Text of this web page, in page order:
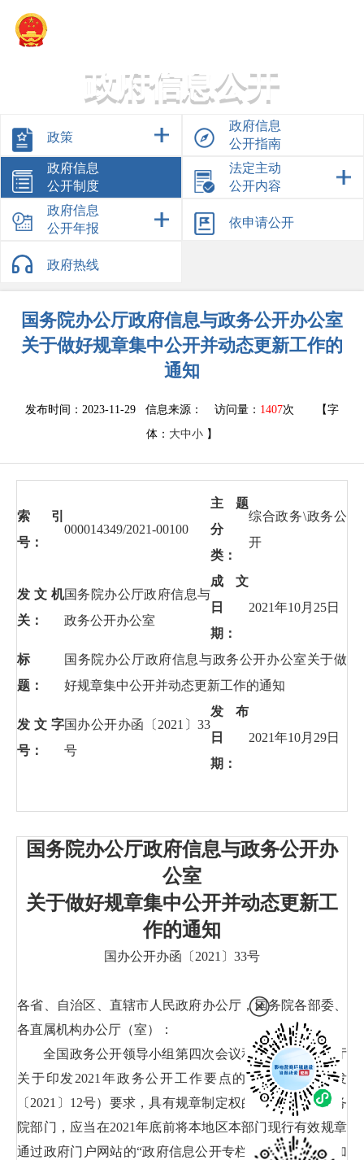
政府信息公开
政策
政府信息
公开指南
政府信息
公开制度
法定主动
公开内容
政府信息
公开年报
依申请公开
政府热线
国务院办公厅政府信息与政务公开办公室
关于做好规章集中公开并动态更新工作的
通知
发布时间：2023-11-29 信息来源： 访问量： 1407次
【字
体： 大中小 】
索 引
号：
000014349/2021-00100
主题
分
类：
综合政务\政务公
开
发文机
关：
国务院办公厅政府信息与
政务公开办公室
成文
日
期：
2021年10月25日
标
题：
国务院办公厅政府信息与政务公开办公室关于做
好规章集中公开并动态更新工作的通知
发文字
号：
国办公开办函〔2021〕33
号
发布
日
期：
2021年10月29日
国务院办公厅政府信息与政务公开办
公室
关于做好规章集中公开并动态更新工
作的通知
国办公开办函〔2021〕33号
各省、自治区、直辖市人民政府办公厅，国务院各部委、
各直属机构办公厅（室）：
全国政务公开领导小组第四次会议和《国务院办公厅
关于印发2021年政务公开工作要点的通知》（国办发
〔2021〕12号）要求，具有规章制定权的地方政府和国务
院部门，应当在2021年底前将本地区本部门现行有效规章
通过政府门户网站的“政府信息公开专栏”集中公开。为加